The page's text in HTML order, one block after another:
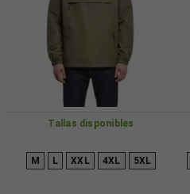
Tallas disponibles
M L XXL 4XL 5XL